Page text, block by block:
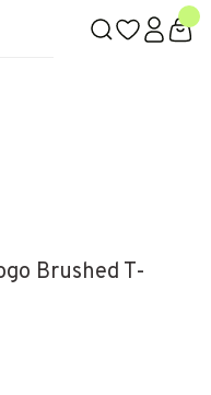
Brushed T-